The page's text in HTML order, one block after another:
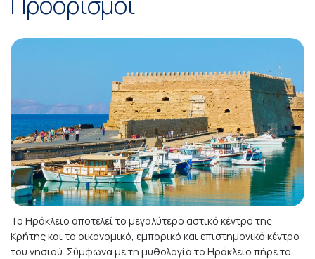
Το Ηράκλειο αποτελεί το μεγαλύτερο αστικό κέντρο της
Κρήτης και το οικονομικό, εμπορικό και επιστημονικό κέντρο
του νησιού. Σύμφωνα με τη μυθολογία το Ηράκλειο πήρε το